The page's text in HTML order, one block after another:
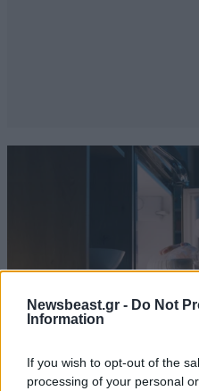
Newsbeast.gr - Do Not
Information
If you wish to opt-out of the
processing of your personal